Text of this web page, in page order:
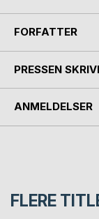
FORFATTER
PRESSEN
ANMELDELSER
FLERE